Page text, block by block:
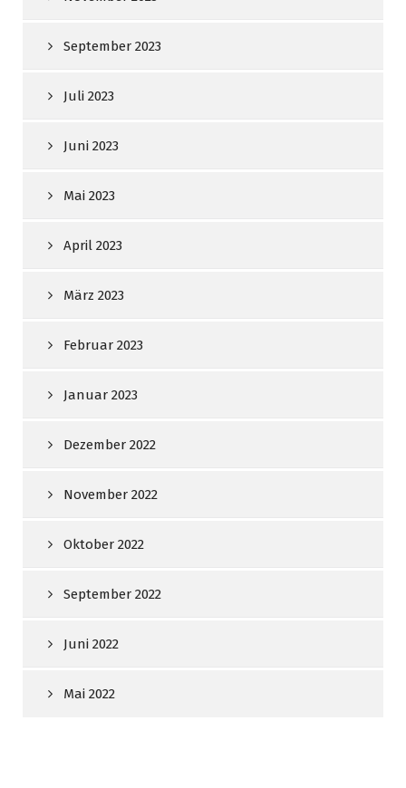
September 2023
Juli 2023
Juni 2023
Mai 2023
April 2023
März 2023
Februar 2023
Januar 2023
Dezember 2022
November 2022
Oktober 2022
September 2022
Juni 2022
Mai 2022